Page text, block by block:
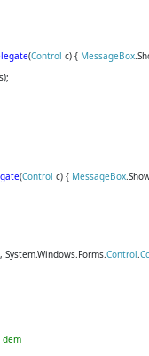
(Control c) { MessageBox
(Control c) { MessageBox
System.Windows.Forms. Control